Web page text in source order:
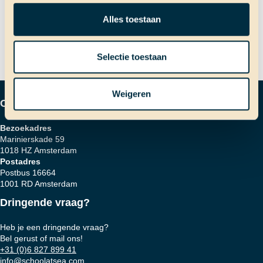
Alles toestaan
Selectie toestaan
Weigeren
navigatie
Contactgegevens
Bezoekadres
Marinierskade 59
1018 HZ Amsterdam
Postadres
Postbus 16664
1001 RD Amsterdam
Dringende vraag?
Heb je een dringende vraag?
Bel gerust of mail ons!
+31 (0)6 827 899 41
info@schoolatsea.com